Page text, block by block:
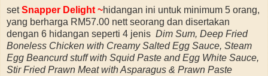
setSnapper Delight ~hidangan ini untuk minimum 5 orang,
yang berharga RM57.00 nett seorang dan disertakan
dengan 6 hidangan seperti 4 jenis Dim Sum, Deep Fried
Boneless Chicken with Creamy Salted Egg Sauce, Steam
Egg Beancurd stuff with Squid Paste and Egg White Sauce,
Stir Fried Prawn Meat with Asparagus & Prawn Paste